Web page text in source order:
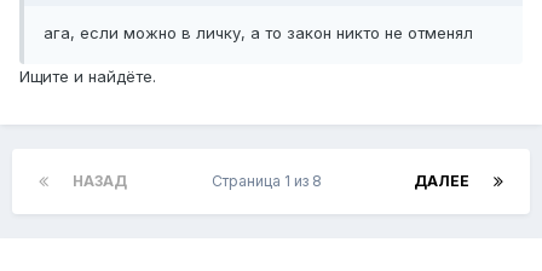
ага, если можно в личку, а то закон никто не отменял
Ищите и найдёте.
НАЗАД ДАЛЕЕ
Страница 1 из 8